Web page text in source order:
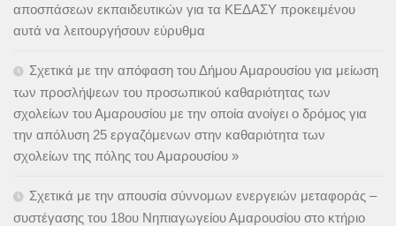
αποσπάσεων εκπαιδευτικών για τα ΚΕΔΑΣΥ προκειμένου
αυτά να λειτουργήσουν εύρυθμα
Σχετικά με την απόφαση του Δήμου Αμαρουσίου για μείωση
των προσλήψεων του προσωπικού καθαριότητας των
σχολείων του Αμαρουσίου με την οποία ανοίγει ο δρόμος για
την απόλυση 25 εργαζόμενων στην καθαριότητα των
σχολείων της πόλης του Αμαρουσίου »
Σχετικά με την απουσία σύννομων ενεργειών μεταφοράς –
συστέγασης του 18ου Νηπιαγωγείου Αμαρουσίου στο κτήριο